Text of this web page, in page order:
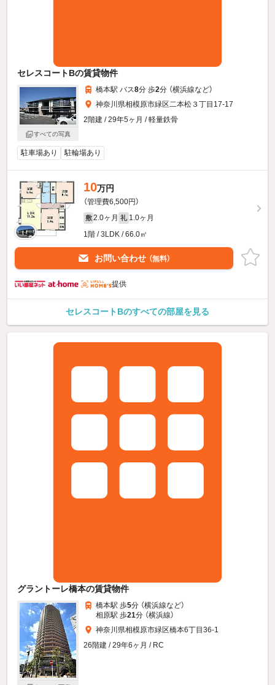
セレスコートBの賃貸物件
すべての写真
橋本駅 バス8分 歩2分 （横浜線など）
神奈川県相模原市緑区二本松３丁目17-17
2階建 / 29年5ヶ月 / 軽量鉄骨
駐車場あり 駐輪場あり
10万円
（管理費6,500円）
敷 2.0ヶ月 礼 1.0ヶ月
1階 / 3LDK / 66.0㎡
お問い合わせ （無料）
提供
セレスコートBのすべての部屋を見る
グラントーレ橋本の賃貸物件
橋本駅 歩5分 （横浜線など）
相原駅 歩21分 （横浜線）
神奈川県相模原市緑区橋本6丁目36-1
26階建 / 29年6ヶ月 / RC